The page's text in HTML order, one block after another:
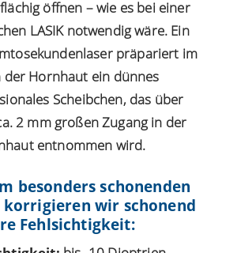
öffnen – wie es bei einer
LASIK notwendig wäre. Ein
präpariert im
der Hornhaut ein dünnes
Scheibchen, das über
2 mm großen Zugang in der
entnommen wird.
besonders schonenden
korrigieren wir schonend
Fehlsichtigkeit: